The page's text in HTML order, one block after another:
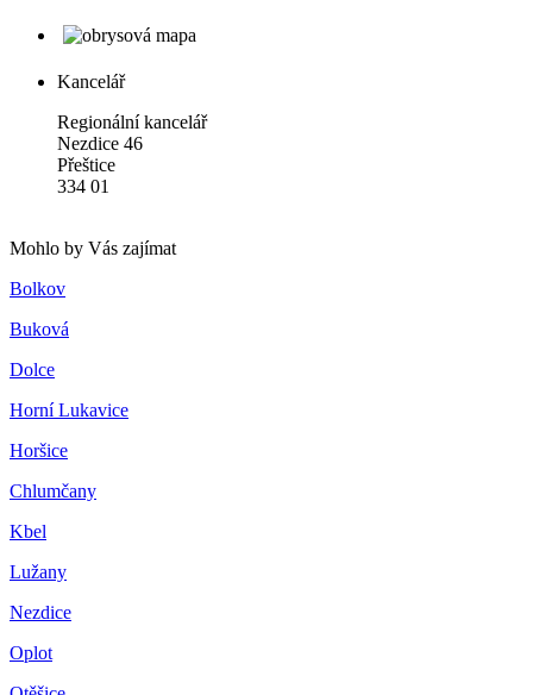
Kancelář
Regionální kancelář
Nezdice 46
Přeštice
334 01
Mohlo by Vás zajímat
Bolkov
Buková
Dolce
Horní Lukavice
Horšice
Chlumčany
Kbel
Lužany
Nezdice
Oplot